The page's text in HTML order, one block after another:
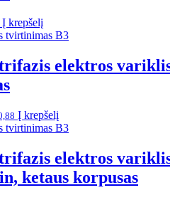
Į krepšelį
elektros
Į krepšelį
elektros
ketaus korpusas